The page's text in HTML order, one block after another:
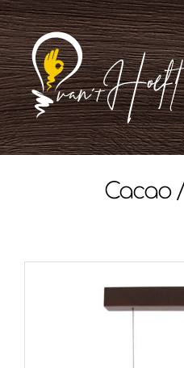
Ga
naar
inhoud
Cacao